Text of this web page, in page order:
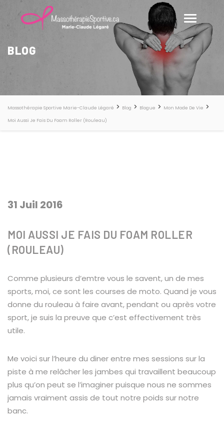
BLOG
Massothérapie Sportive Marie-Claude Légaré > Blog > Blogue > Mon Mode De Vie >
Moi Aussi Je Fais Du Foam Roller (rouleau)
31 Juil 2016
MOI AUSSI JE FAIS DU FOAM ROLLER
(ROULEAU)
Comme plusieurs d’emtre vous le savent, un de mes
sports, moi, ce sont les courses de moto. Quand je vous
donne du rouleau à faire avant, pendant ou après votre
sport, je suis la preuve que c’est effectivement très
utile.
Me voici sur l’heure du diner entre mes sessions sur la
piste à me relâcher les jambes qui travaillent beaucoup
plus qu’on peut se l’imaginer puisque nous ne sommes
jamais vraiment assis de tout notre poids sur notre
banc.